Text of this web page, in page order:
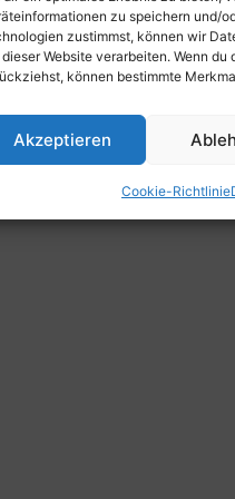
zu speichern und/
zustimmst, können wir
Website verarbeiten. Wenn
können bestimmte
Akzeptieren
Cookie-Richtlinie